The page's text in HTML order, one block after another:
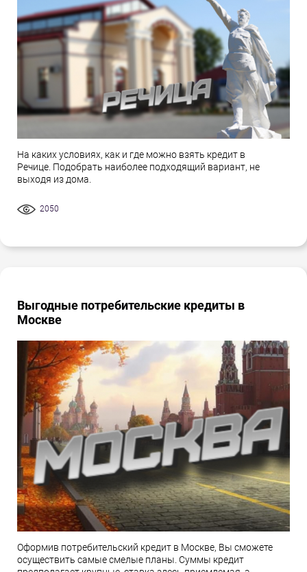
На каких условиях, как и где можно взять кредит в
Речице. Подобрать наиболее подходящий вариант, не
выходя из дома.
2050
Выгодные потребительские кредиты в
Москве
Оформив потребительский кредит в Москве, Вы сможете
осуществить самые смелые планы. Суммы кредит